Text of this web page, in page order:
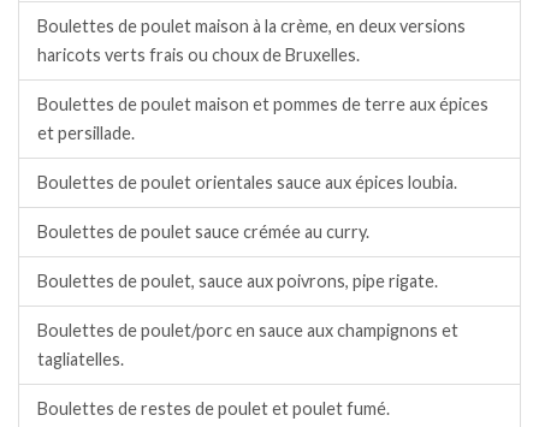
Boulettes de poulet maison à la crème, en deux versions
haricots verts frais ou choux de Bruxelles.
Boulettes de poulet maison et pommes de terre aux épices
et persillade.
Boulettes de poulet orientales sauce aux épices loubia.
Boulettes de poulet sauce crémée au curry.
Boulettes de poulet, sauce aux poivrons, pipe rigate.
Boulettes de poulet/porc en sauce aux champignons et
tagliatelles.
Boulettes de restes de poulet et poulet fumé.